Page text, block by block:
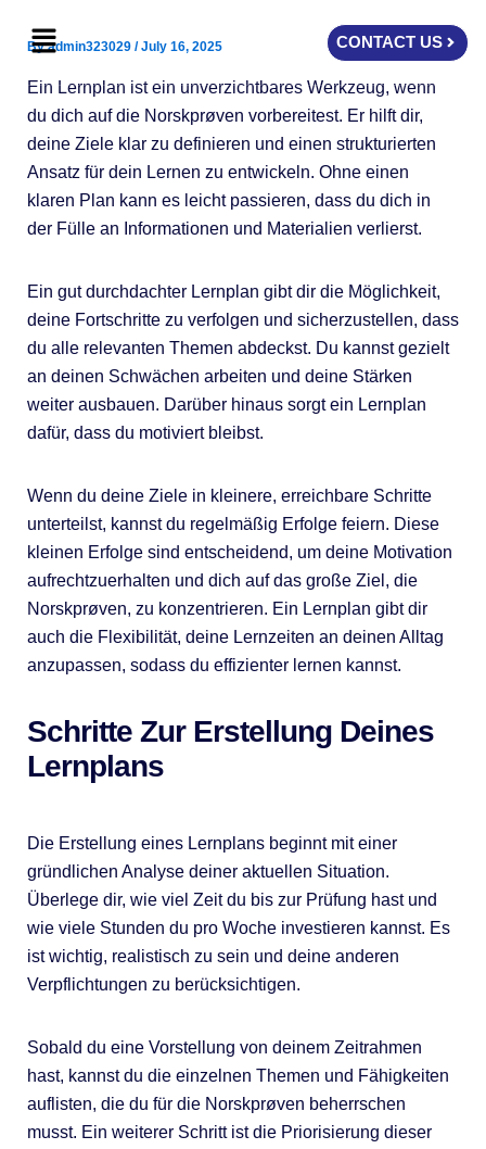
Menu CONTACT US
Byadmin323029 /July 16, 2025
Ein Lernplan ist ein unverzichtbares Werkzeug, wenn
du dich auf die Norskprøven vorbereitest. Er hilft dir,
deine Ziele klar zu definieren und einen strukturierten
Ansatz für dein Lernen zu entwickeln. Ohne einen
klaren Plan kann es leicht passieren, dass du dich in
der Fülle an Informationen und Materialien verlierst.
Ein gut durchdachter Lernplan gibt dir die Möglichkeit,
deine Fortschritte zu verfolgen und sicherzustellen, dass
du alle relevanten Themen abdeckst. Du kannst gezielt
an deinen Schwächen arbeiten und deine Stärken
weiter ausbauen. Darüber hinaus sorgt ein Lernplan
dafür, dass du motiviert bleibst.
Wenn du deine Ziele in kleinere, erreichbare Schritte
unterteilst, kannst du regelmäßig Erfolge feiern. Diese
kleinen Erfolge sind entscheidend, um deine Motivation
aufrechtzuerhalten und dich auf das große Ziel, die
Norskprøven, zu konzentrieren. Ein Lernplan gibt dir
auch die Flexibilität, deine Lernzeiten an deinen Alltag
anzupassen, sodass du effizienter lernen kannst.
Schritte Zur Erstellung Deines
Lernplans
Die Erstellung eines Lernplans beginnt mit einer
gründlichen Analyse deiner aktuellen Situation.
Überlege dir, wie viel Zeit du bis zur Prüfung hast und
wie viele Stunden du pro Woche investieren kannst. Es
ist wichtig, realistisch zu sein und deine anderen
Verpflichtungen zu berücksichtigen.
Sobald du eine Vorstellung von deinem Zeitrahmen
hast, kannst du die einzelnen Themen und Fähigkeiten
auflisten, die du für die Norskprøven beherrschen
musst. Ein weiterer Schritt ist die Priorisierung dieser